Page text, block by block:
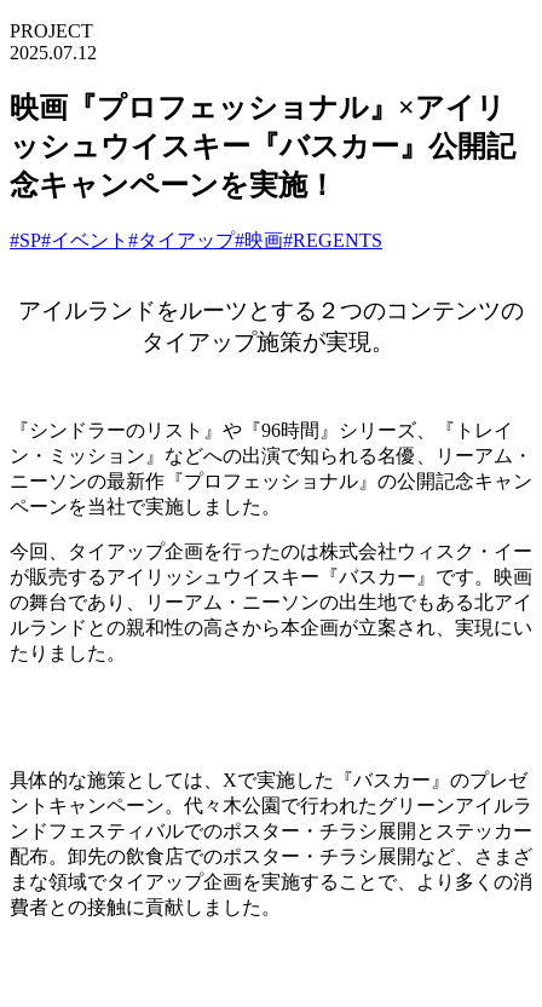
PROJECT
2025.07.12
映画『プロフェッショナル』×アイリ
ッシュウイスキー『バスカー』公開記
念キャンペーンを実施！
#SP#イベント #タイアップ#映画#REGENTS
アイルランドをルーツとする２つのコンテンツの
タイアップ施策が実現。
『シンドラーのリスト』や『96時間』シリーズ、『トレイ
ン・ミッション』などへの出演で知られる名優、リーアム・
ニーソンの最新作『プロフェッショナル』の公開記念キャン
ペーンを当社で実施しました。
今回、タイアップ企画を行ったのは株式会社ウィスク・イー
が販売するアイリッシュウイスキー『バスカー』です。映画
の舞台であり、リーアム・ニーソンの出生地でもある北アイ
ルランドとの親和性の高さから本企画が立案され、実現にい
たりました。
具体的な施策としては、 Xで実施した 『バスカー』のプレゼ
ントキャンペーン。 代々木公園で行われたグリーンアイ ルラ
ンドフェスティバルでのポスター・チラシ展開とステッカー
配布。卸先の飲食店でのポスター ・チラシ展開など、
さまざ
まな領域でタイアップ企画を実施することで、 より多くの消
費者との接触に貢献しました。